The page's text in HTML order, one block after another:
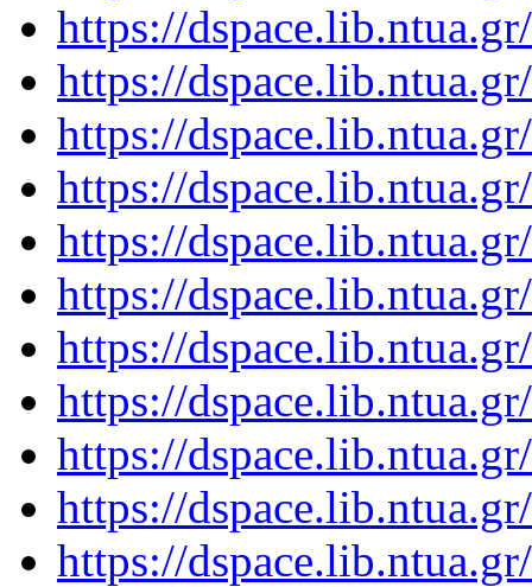
https://
https://
https://
https://
https://
https://
https://
https://
https://
https://
https://